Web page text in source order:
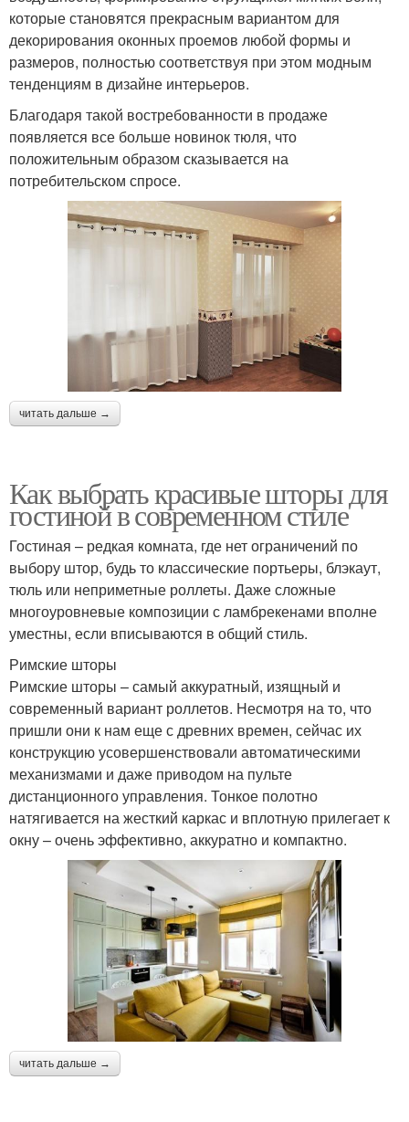
которые становятся прекрасным вариантом для
декорирования оконных проемов любой формы и
размеров, полностью соответствуя при этом модным
тенденциям в дизайне интерьеров.
Благодаря такой востребованности в продаже
появляется все больше новинок тюля, что
положительным образом сказывается на
потребительском спросе.
читать дальше →
Как выбрать красивые шторы для
гостиной в современном стиле
Гостиная – редкая комната, где нет ограничений по
выбору штор, будь то классические портьеры, блэкаут,
тюль или неприметные роллеты. Даже сложные
многоуровневые композиции с ламбрекенами вполне
уместны, если вписываются в общий стиль.
Римские шторы
Римские шторы – самый аккуратный, изящный и
современный вариант роллетов. Несмотря на то, что
пришли они к нам еще с древних времен, сейчас их
конструкцию усовершенствовали автоматическими
механизмами и даже приводом на пульте
дистанционного управления. Тонкое полотно
натягивается на жесткий каркас и вплотную прилегает к
окну – очень эффективно, аккуратно и компактно.
читать дальше →